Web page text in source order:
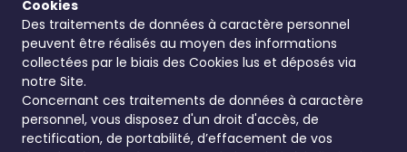
Cookies
Des traitements de données à caractère personnel
peuvent être réalisés au moyen des informations
collectées par le biais des Cookies lus et déposés via
notre Site.
Concernant ces traitements de données à caractère
personnel, vous disposez d'un droit d'accès, de
rectification, de portabilité, d’effacement de vos